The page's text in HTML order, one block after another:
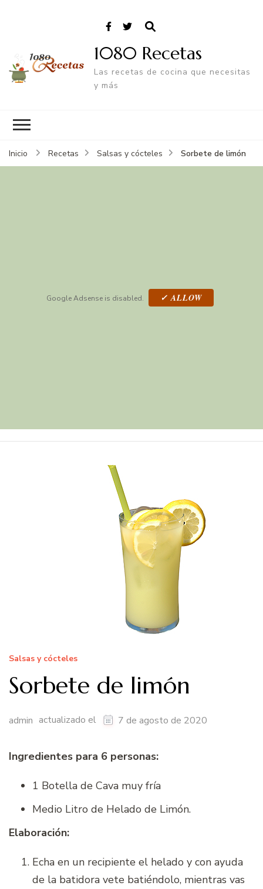
1080 Recetas
Las recetas de cocina que necesitas
y más
Inicio Recetas Salsas y cócteles Sorbete de limón
Google Adsense is disabled. ✓ ALLOW
Salsas y cócteles
Sorbete de limón
admin actualizado el 7 de agosto de 2020
Ingredientes para 6 personas:
1 Botella de Cava muy fría
Medio Litro de Helado de Limón.
Elaboración:
Echa en un recipiente el helado y con ayuda
de la batidora vete batiéndolo, mientras vas